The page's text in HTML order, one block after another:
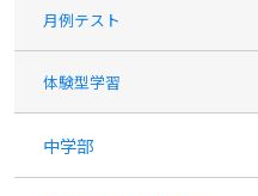
月例テスト
体験型学習
中学部